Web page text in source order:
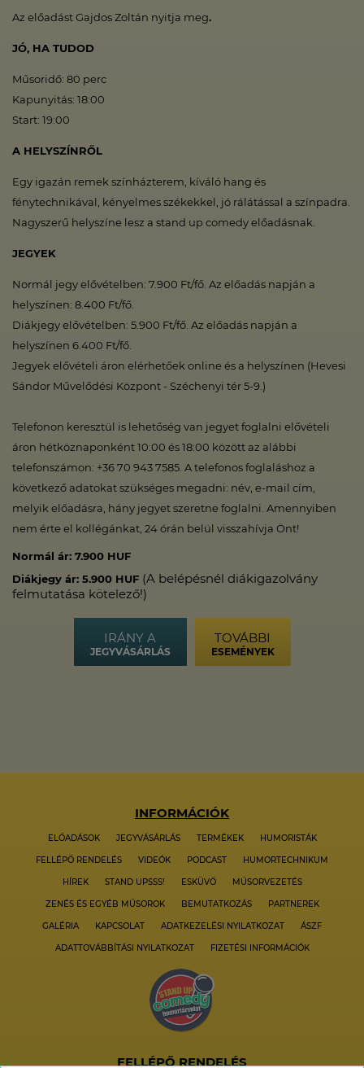
Az előadást Gajdos Zoltán nyitja meg.
JÓ, HA TUDOD
Műsoridő: 80 perc
Kapunyitás: 18:00
Start: 19:00
A HELYSZÍNRŐL
Egy igazán remek színházterem, kíváló hang és
fénytechnikával, kényelmes székekkel, jó rálátással a színpadra.
Nagyszerű helyszíne lesz a stand up comedy előadásnak.
JEGYEK
Normál jegy elővételben: 7.900 Ft/fő. Az előadás napján a
helyszínen: 8.400 Ft/fő.
Diákjegy elővételben: 5.900 Ft/fő. Az előadás napján a
helyszínen 6.400 Ft/fő.
Jegyek elővételi áron elérhetőek online és a helyszínen (Hevesi
Sándor Művelődési Központ - Széchenyi tér 5-9.)
Telefonon keresztül is lehetőség van jegyet foglalni elővételi
áron hétköznaponként 10:00 és 18:00 között az alábbi
telefonszámon: +36 70 943 7585. A telefonos foglaláshoz a
következő adatokat szükséges megadni: név, e-mail cím,
melyik előadásra, hány jegyet szeretne foglalni. Amennyiben
nem érte el kollégánkat, 24 órán belül visszahívja Önt!
Normál ár: 7.900 HUF
Diákjegy ár: 5.900 HUF (A belépésnél diákigazolvány
felmutatása kötelező!)
IRÁNY A
JEGYVÁSÁRLÁS
TOVÁBBI
ESEMÉNYEK
INFORMÁCIÓK
ELŐADÁSOK JEGYVÁSÁRLÁS TERMÉKEK HUMORISTÁK
FELLÉPŐ RENDELÉS VIDEÓK PODCAST HUMORTECHNIKUM
HÍREK STAND UPSSS! ESKÜVŐ MŰSORVEZETÉS
ZENÉS ÉS EGYÉB MŰSOROK BEMUTATKOZÁS PARTNEREK
GALÉRIA KAPCSOLAT ADATKEZELÉSI NYILATKOZAT ÁSZF
ADATTOVÁBBÍTÁSI NYILATKOZAT FIZETÉSI INFORMÁCIÓK
FELLÉPŐ RENDELÉS